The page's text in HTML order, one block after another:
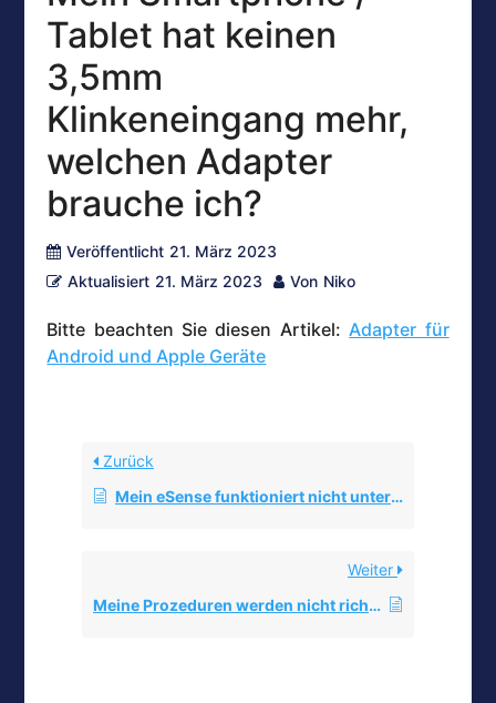
Tablet hat keinen
3,5mm
Klinkeneingang mehr,
welchen Adapter
brauche ich?
Veröffentlicht 21. März 2023
Aktualisiert 21. März 2023 Von Niko
Bitte beachten Sie diesen Artikel:Adapter für
Android und Apple Geräte
Zurück
Mein eSense funktioniert nicht unter iOS 9 (oder höher)?
Weiter
Meine Prozeduren werden nicht richtig synchronisiert.